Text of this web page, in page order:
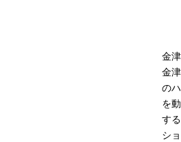
金
金
の
を
す
シ